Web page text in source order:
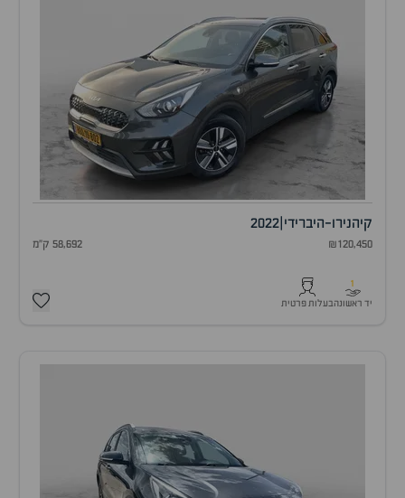
קיהנירו-היברידי 2022
₪120,450 58,692 ק"מ
1
יד ראשונהבעלות פרטית